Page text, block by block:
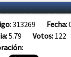
313269 Fecha:
5.79 Votos: 122